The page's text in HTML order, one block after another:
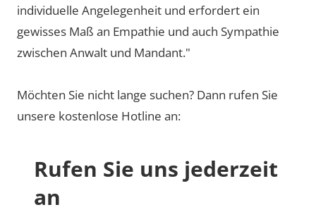
individuelle Angelegenheit und erfordert ein
gewisses Maß an Empathie und auch Sympathie
zwischen Anwalt und Mandant."
Möchten Sie nicht lange suchen? Dann rufen Sie
unsere kostenlose Hotline an:
Rufen Sie uns jederzeit
an